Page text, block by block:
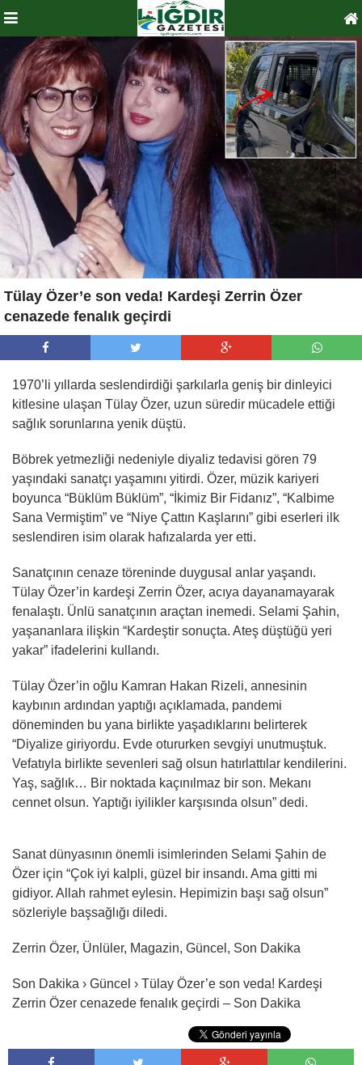
Tülay Özer’e son veda! Kardeşi Zerrin Özer
cenazede fenalık geçirdi
1970’li yıllarda seslendirdiği şarkılarla geniş bir dinleyici
kitlesine ulaşan Tülay Özer, uzun süredir mücadele ettiği
sağlık sorunlarına yenik düştü.
Böbrek yetmezliği nedeniyle diyaliz tedavisi gören 79
yaşındaki sanatçı yaşamını yitirdi. Özer, müzik kariyeri
boyunca “Büklüm Büklüm”, “İkimiz Bir Fidanız”, “Kalbime
Sana Vermiştim” ve “Niye Çattın Kaşlarını” gibi eserleri ilk
seslendiren isim olarak hafızalarda yer etti.
Sanatçının cenaze töreninde duygusal anlar yaşandı.
Tülay Özer’in kardeşi Zerrin Özer, acıya dayanamayarak
fenalaştı. Ünlü sanatçının araçtan inemedi. Selami Şahin,
yaşananlara ilişkin “Kardeştir sonuçta. Ateş düştüğü yeri
yakar” ifadelerini kullandı.
Tülay Özer’in oğlu Kamran Hakan Rizeli, annesinin
kaybının ardından yaptığı açıklamada, pandemi
döneminden bu yana birlikte yaşadıklarını belirterek
“Diyalize giriyordu. Evde otururken sevgiyi unutmuştuk.
Vefatıyla birlikte sevenleri sağ olsun hatırlattılar kendilerini.
Yaş, sağlık… Bir noktada kaçınılmaz bir son. Mekanı
cennet olsun. Yaptığı iyilikler karşısında olsun” dedi.
Sanat dünyasının önemli isimlerinden Selami Şahin de
Özer için “Çok iyi kalpli, güzel bir insandı. Ama gitti mi
gidiyor. Allah rahmet eylesin. Hepimizin başı sağ olsun”
sözleriyle başsağlığı diledi.
Zerrin Özer, Ünlüler, Magazin, Güncel, Son Dakika
Son Dakika › Güncel › Tülay Özer’e son veda! Kardeşi
Zerrin Özer cenazede fenalık geçirdi – Son Dakika